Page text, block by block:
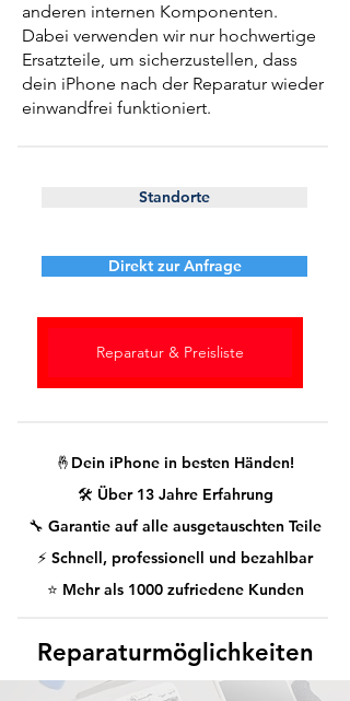
anderen internen Komponenten.
Dabei verwenden wir nur hochwertige
Ersatzteile, um sicherzustellen, dass
dein iPhone nach der Reparatur wieder
einwandfrei funktioniert.
Standorte
Direkt zur Anfrage
Reparatur & Preisliste
🤞Dein iPhone in besten Händen!
🛠️ Über 13 Jahre Erfahrung
🔧 Garantie auf alle ausgetauschten Teile
⚡ Schnell, professionell und bezahlbar
⭐ Mehr als 1000 zufriedene Kunden
Reparaturmöglichkeiten